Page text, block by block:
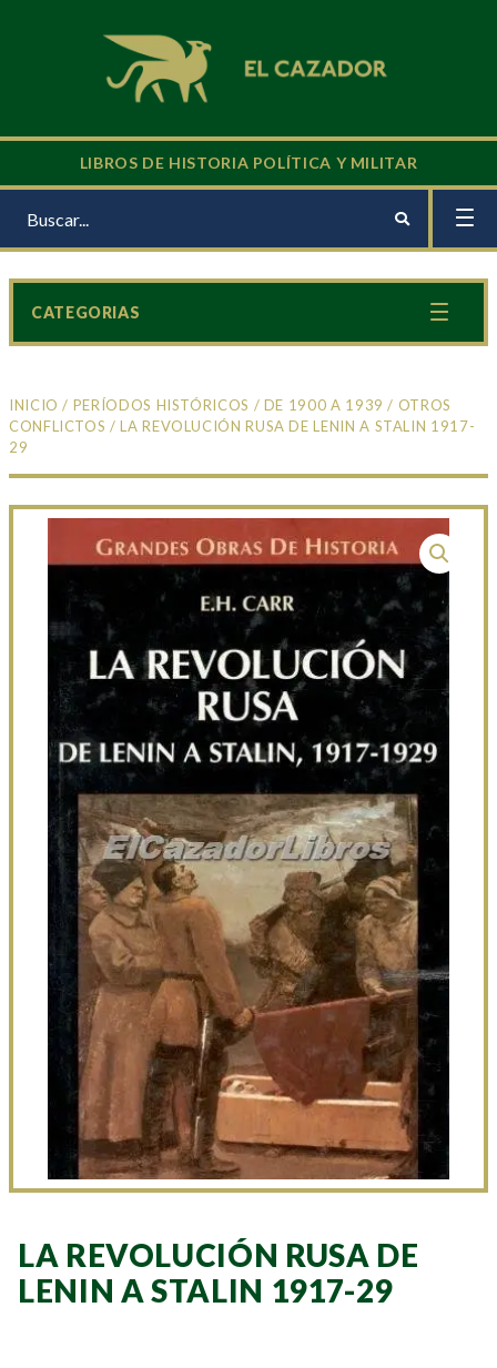
LIBROS DE HISTORIA POLÍTICA Y MILITAR
INICIO / PERÍODOS HISTÓRICOS / DE 1900 A 1939 / OTROS
CONFLICTOS / LA REVOLUCIÓN RUSA DE LENIN A STALIN 1917-
29
LA REVOLUCIÓN RUSA DE
LENIN A STALIN 1917-29
CATEGORIAS